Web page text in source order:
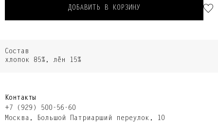
ДОБАВИТЬ В КОРЗИНУ
Состав
хлопок 85%, лён 15%
Контакты
+7 (929) 500-56-60
Москва,​ Большой Патриарший переулок,​ 10